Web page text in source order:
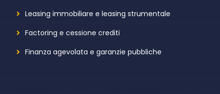
Leasing immobiliare e leasing strumentale
Factoring e cessione crediti
Finanza agevolata e garanzie pubbliche